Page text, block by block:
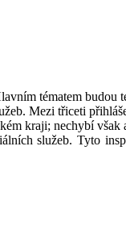
tématem
Mezi třiceti
kraji; nechybí
služeb. Tyto